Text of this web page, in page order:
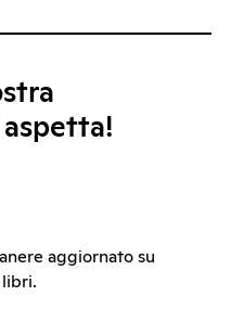
aggiornato su
libri.